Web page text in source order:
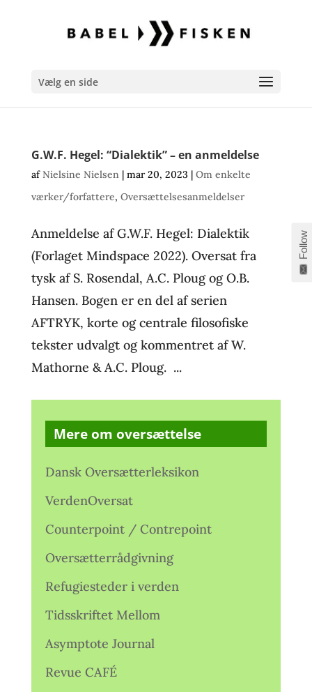
Vælg en side
G.W.F. Hegel: “Dialektik” – en anmeldelse
afNielsine Nielsen| mar 20, 2023| Om enkelte
værker/forfattere, Oversættelsesanmeldelser
Anmeldelse af G.W.F. Hegel: Dialektik
(Forlaget Mindspace 2022). Oversat fra
tysk af S. Rosendal, A.C. Ploug og O.B.
Hansen. Bogen er en del af serien
AFTRYK, korte og centrale filosofiske
tekster udvalgt og kommentret af W.
Mathorne & A.C. Ploug. ...
Mere om oversættelse
Dansk Oversætterleksikon
VerdenOversat
Counterpoint / Contrepoint
Oversætterrådgivning
Refugiesteder i verden
Tidsskriftet Mellom
Asymptote Journal
Revue CAFÉ
Follow